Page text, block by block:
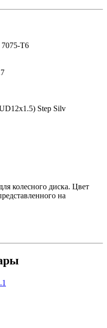
T6
Step Silv
колесного диска. Цвет
на